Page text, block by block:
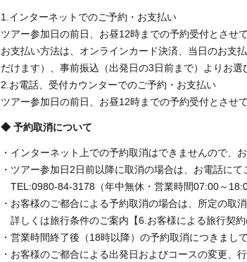
1.インターネットでのご予約・お支払い
ツアー参加日の前日、お昼12時までの予約受付とさせ
お支払い方法は、オンラインカード決済、当日のお支
だけます）、事前振込（出発日の3日前まで）よりお選
2.お電話、受付カウンターでのご予約・お支払い
ツアー参加日の前日、お昼12時までの予約受付とさせ
◆ 予約取消について
・インターネット上での予約取消はできませんので、
・ツアー参加日2日前以降に取消の場合は、お電話にて
TEL:0980-84-3178（年中無休・営業時間07:00～
・お客様のご都合による予約取消の場合は、所定の取
詳しくは旅行条件のご案内【6.お客様による旅行契約
・営業時間終了後（18時以降）の予約取消につきまし
・お客様のご都合による出発日およびコースの変更、